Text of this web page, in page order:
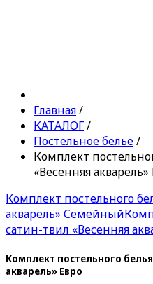
Главная/
КАТАЛОГ/
Постельное белье/
Комплект
«Весенняя акварель»
Комплект постельного
акварель» Семейный
сатин-твил «Весенняя
Комплект постельного
акварель» Евро